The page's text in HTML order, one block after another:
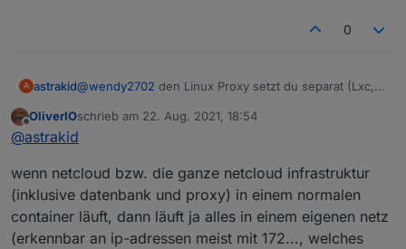
0
A astrakid@wendy2702 den Linux Proxy setzt du separat (Lxc,
So mache ich auch meine Subdomain Verwaltung.
Geht alles auf meine nginx Lxc, dort wird die Domain
und auf den eigentlichen zielserver geProxied (was
ein Wort).
Andre
Offline
OliverIOschrieb am 22. Aug. 2021, 18:54
zuletzt editiert von
@astrakid
wenn netcloud bzw. die ganze netcloud infrastruktur
(inklusive datenbank und proxy) in einem normalen
container läuft, dann läuft ja alles in einem eigenen netz
(erkennbar an ip-adressen meist mit 172..., welches